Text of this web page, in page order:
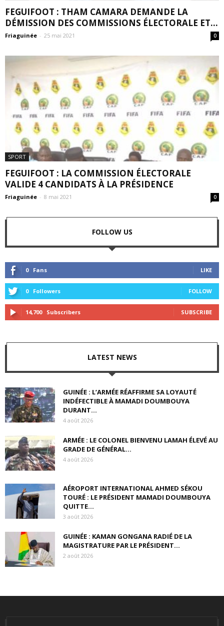
FEGUIFOOT : THAM CAMARA DEMANDE LA
DÉMISSION DES COMMISSIONS ÉLECTORALE ET...
Friaguinée - 25 mai 2021 0
SPORT
FEGUIFOOT : LA COMMISSION ÉLECTORALE
VALIDE 4 CANDIDATS À LA PRÉSIDENCE
Friaguinée - 8 mai 2021 0
FOLLOW US
0 Fans LIKE
0 Followers FOLLOW
14,700 Subscribers SUBSCRIBE
LATEST NEWS
GUINÉE : L’ARMÉE RÉAFFIRME SA LOYAUTÉ
INDÉFECTIBLE À MAMADI DOUMBOUYA
DURANT...
4 août 2026
ARMÉE : LE COLONEL BIENVENU LAMAH ÉLEVÉ AU
GRADE DE GÉNÉRAL...
4 août 2026
AÉROPORT INTERNATIONAL AHMED SÉKOU
TOURÉ : LE PRÉSIDENT MAMADI DOUMBOUYA
QUITTE...
3 août 2026
GUINÉE : KAMAN GONGANA RADIÉ DE LA
MAGISTRATURE PAR LE PRÉSIDENT...
2 août 2026